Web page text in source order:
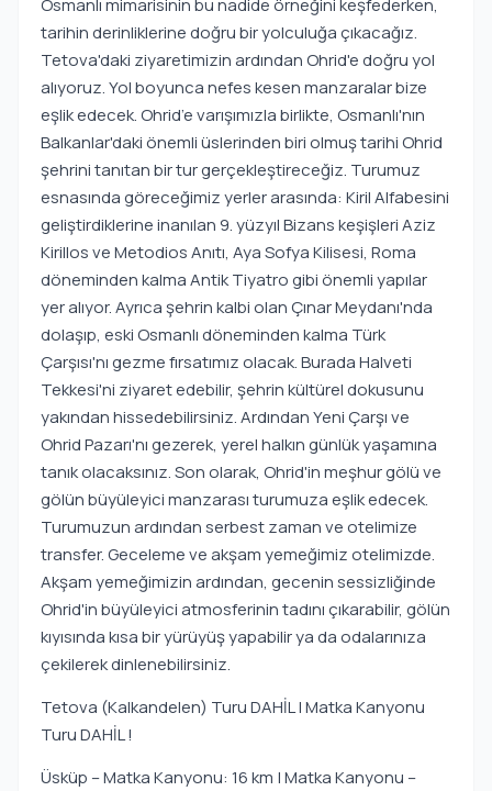
Osmanlı mimarisinin bu nadide örneğini keşfederken,
tarihin derinliklerine doğru bir yolculuğa çıkacağız.
Tetova'daki ziyaretimizin ardından Ohrid'e doğru yol
alıyoruz. Yol boyunca nefes kesen manzaralar bize
eşlik edecek. Ohrid’e varışımızla birlikte, Osmanlı'nın
Balkanlar'daki önemli üslerinden biri olmuş tarihi Ohrid
şehrini tanıtan bir tur gerçekleştireceğiz. Turumuz
esnasında göreceğimiz yerler arasında: Kiril Alfabesini
geliştirdiklerine inanılan 9. yüzyıl Bizans keşişleri Aziz
Kirillos ve Metodios Anıtı, Aya Sofya Kilisesi, Roma
döneminden kalma Antik Tiyatro gibi önemli yapılar
yer alıyor. Ayrıca şehrin kalbi olan Çınar Meydanı'nda
dolaşıp, eski Osmanlı döneminden kalma Türk
Çarşısı'nı gezme fırsatımız olacak. Burada Halveti
Tekkesi'ni ziyaret edebilir, şehrin kültürel dokusunu
yakından hissedebilirsiniz. Ardından Yeni Çarşı ve
Ohrid Pazarı'nı gezerek, yerel halkın günlük yaşamına
tanık olacaksınız. Son olarak, Ohrid'in meşhur gölü ve
gölün büyüleyici manzarası turumuza eşlik edecek.
Turumuzun ardından serbest zaman ve otelimize
transfer. Geceleme ve akşam yemeğimiz otelimizde.
Akşam yemeğimizin ardından, gecenin sessizliğinde
Ohrid'in büyüleyici atmosferinin tadını çıkarabilir, gölün
kıyısında kısa bir yürüyüş yapabilir ya da odalarınıza
çekilerek dinlenebilirsiniz.
Tetova (Kalkandelen) Turu DAHİL | Matka Kanyonu
Turu DAHİL !
Üsküp – Matka Kanyonu: 16 km | Matka Kanyonu –